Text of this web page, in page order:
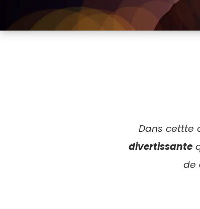
Dans cettte
divertissante
de